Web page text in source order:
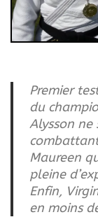
Premier
du
Alysson ne
Maureen
pleine
Enfin,
en moins